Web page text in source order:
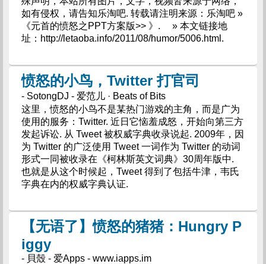
如有侵权，请告知乐淘吧. 转载请注明来源：乐淘吧 »
《元首的愤怒之PPT方案版>> 》. » 本文链接地
址：http://letaoba.info/2011/08/humor/5006.html.
愤怒的小鸟，Twitter 打官司
- SotongDJ - 爱范儿 · Beats of Bits
这里，愤怒的小鸟不是某热门游戏的主角，而是广为
使用的服务：Twitter. 近日它恼羞成怒，开始向第三方
发起诉讼. 从 Tweet 被权威字典收录说起. 2009年，因
为 Twitter 的广泛使用 Tweet 一词作为 Twitter 的动词
形式一同被收录在《柯林斯英文词典》30周年版中.
也就是从这个时候起，Tweet 得到了包括牛津，韦氏
字典在内的权威字典认证.
【无语了】愤怒的猪猪：Hungry P
iggy
- 貝殼 - 爱Apps - www.iapps.im